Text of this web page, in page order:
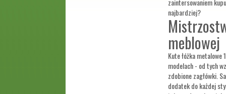
zaintersowaniem
najbardziej?
meblowej
Kute łóżka
modelach - od tych
zdobione zagłówki.
dodatek do każdej